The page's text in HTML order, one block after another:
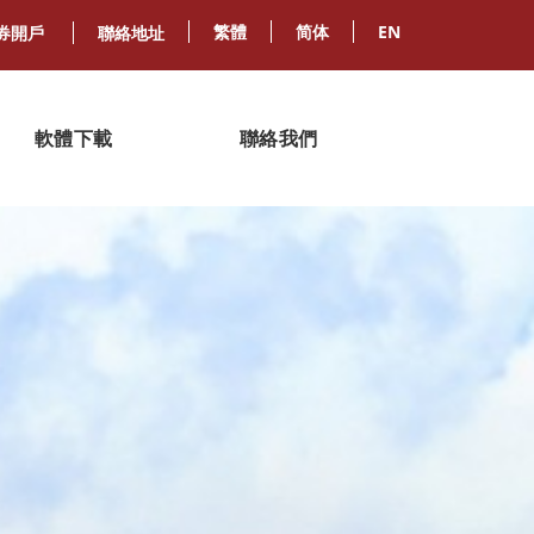
開戶 聯絡地址 繁體 简体 EN
軟體下載 聯絡我們